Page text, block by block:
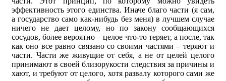
эффективность этого единства. Иначе благо части (я сам,
а государство само как-нибудь без меня) в лучшем случае
ничего не дает целому, но по закону сообщающихся
сосудов, более вероятно – целое что-то теряет, а после, так
как оно все равно связано со своими частями – теряют и
части. Части же живущие от себя, а не от целей целого
принимают в своей близорукости следствия за причины и
хают, и требуют от целого, хотя развалу которого сами же